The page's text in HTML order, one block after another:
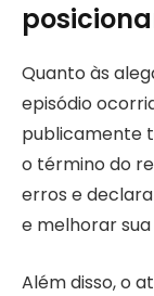
Quanto às
episódio
publicamente
o término do
erros e
e melhorar
Além disso, o